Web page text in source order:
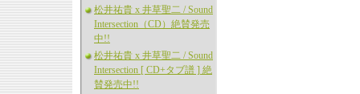
松井祐貴 x 井草聖二 / Sound
Intersection（CD）絶賛発売
中!!
松井祐貴 x 井草聖二 / Sound
Intersection [ CD+タブ譜 ] 絶
賛発売中!!